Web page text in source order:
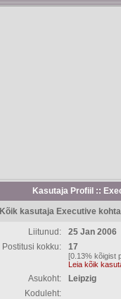
Kasutaja Profiil ::
Kõik kasutaja Executive kohta
Liitunud:
25 Jan 2006
Postitusi kokku:
17
[0.13% kõigist
Leia kõik
Asukoht:
Leipzig
Koduleht: